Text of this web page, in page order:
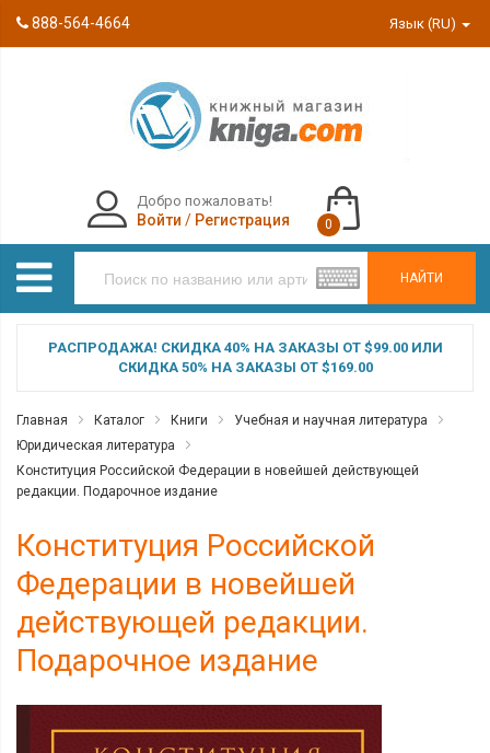
888-564-4664 Язык (RU)
НАЙТИ
Добро пожаловать!
Войти / Регистрация 0
РАСПРОДАЖА! СКИДКА 40% НА ЗАКАЗЫ ОТ $99.00 ИЛИ
СКИДКА 50% НА ЗАКАЗЫ ОТ $169.00
Главная Каталог Книги
Учебная и научная литература
Юридическая литература
Конституция Российской Федерации в новейшей действующей
редакции. Подарочное издание
Конституция Российской
Федерации в новейшей
действующей редакции.
Подарочное издание